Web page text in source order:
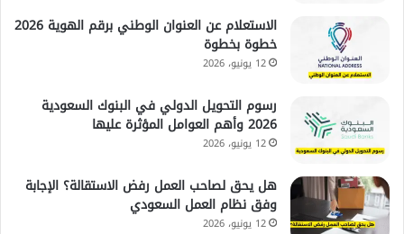
الاستعلام عن العنوان الوطني برقم الهوية 2026
خطوة بخطوة
12 يونيو، 2026
رسوم التحويل الدولي في البنوك السعودية
2026 وأهم العوامل المؤثرة عليها
12 يونيو، 2026
هل يحق لصاحب العمل رفض الاستقالة؟ الإجابة
وفق نظام العمل السعودي
12 يونيو، 2026